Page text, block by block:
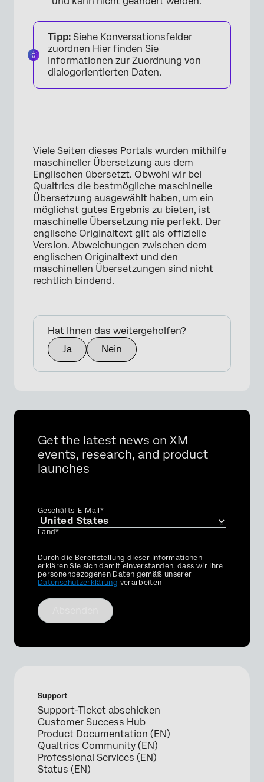
Tipp: Siehe Konversationsfelder
zuordnen Hier finden Sie
Informationen zur Zuordnung von
dialogorientierten Daten.
Viele Seiten dieses Portals wurden mithilfe
maschineller Übersetzung aus dem
Englischen übersetzt. Obwohl wir bei
Qualtrics die bestmögliche maschinelle
Übersetzung ausgewählt haben, um ein
möglichst gutes Ergebnis zu bieten, ist
maschinelle Übersetzung nie perfekt. Der
englische Originaltext gilt als offizielle
Version. Abweichungen zwischen dem
englischen Originaltext und den
maschinellen Übersetzungen sind nicht
rechtlich bindend.
Hat Ihnen das weitergeholfen?
Ja
Nein
Get the latest news on XM
events, research, and product
launches
Geschäfts-E-Mail*
Land*
Privacy
Optin
Durch die Bereitstellung dieser Informationen
erklären Sie sich damit einverstanden, dass wir Ihre
personenbezogenen Daten gemäß unserer
Datenschutzerklärung verarbeiten
Support
Support-Ticket abschicken
Customer Success Hub
Product Documentation (EN)
Qualtrics Community (EN)
Professional Services (EN)
Status (EN)